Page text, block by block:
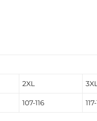
2XL
107-116